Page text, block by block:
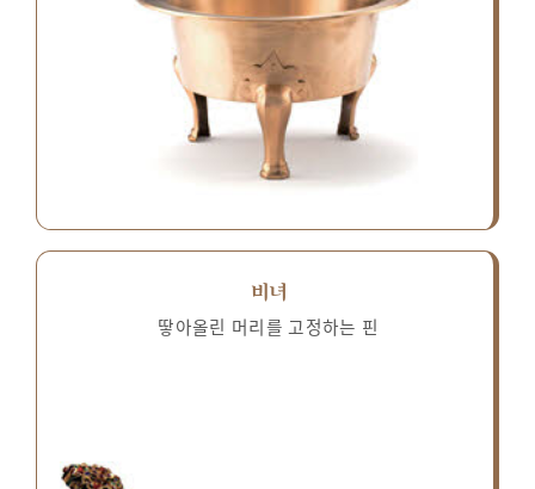
비녀
땋아올린 머리를 고정하는 핀